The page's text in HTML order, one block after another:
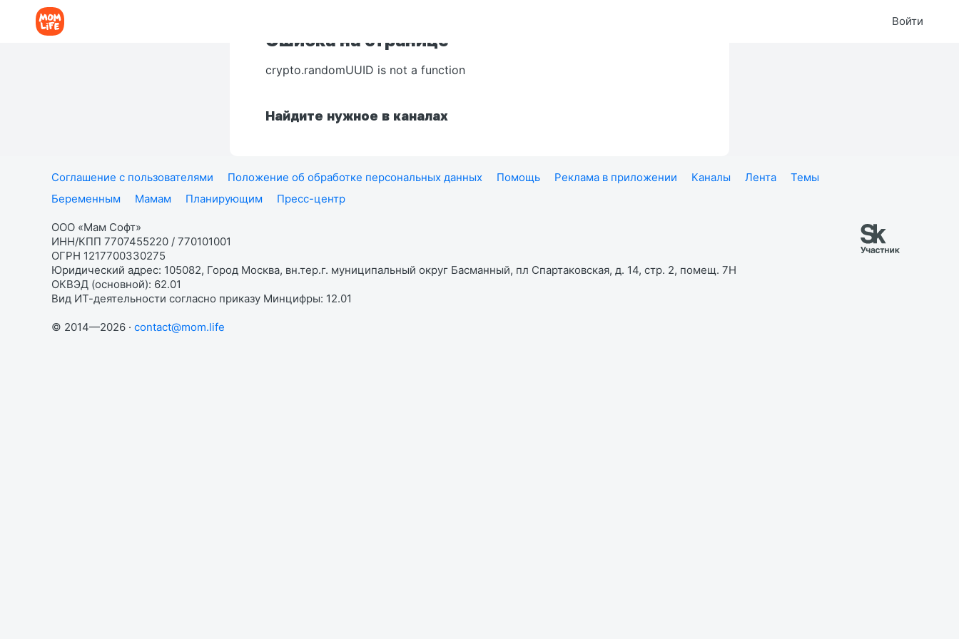
Войти
Ошибка на странице
crypto.randomUUID is not a function
Найдите нужное в каналах
Соглашение с пользователями Положение об обработке персональных данных Помощь Реклама в приложении Каналы Лента
Темы
Беременным
Мамам Планирующим Пресс-центр
ООО «Мам Софт»
ИНН/КПП 7707455220 / 770101001
ОГРН 1217700330275
Юридический адрес: 105082, Город Москва, вн.тер.г. муниципальный округ Басманный, пл Спартаковская, д. 14, стр. 2, помещ. 7Н
ОКВЭД (основной): 62.01
Вид ИТ-деятельности согласно приказу Минцифры: 12.01
© 2014—2026 · contact@mom.life